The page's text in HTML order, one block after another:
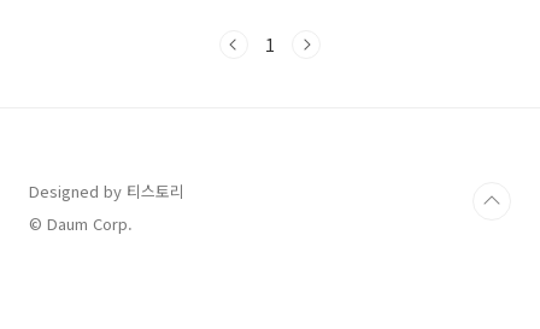
영입니다. 프랑스하면 주로 명품 브랜드들이 떠오릅니다. 반면 파리지앵
1
Designed by 티스토리
© Daum Corp.